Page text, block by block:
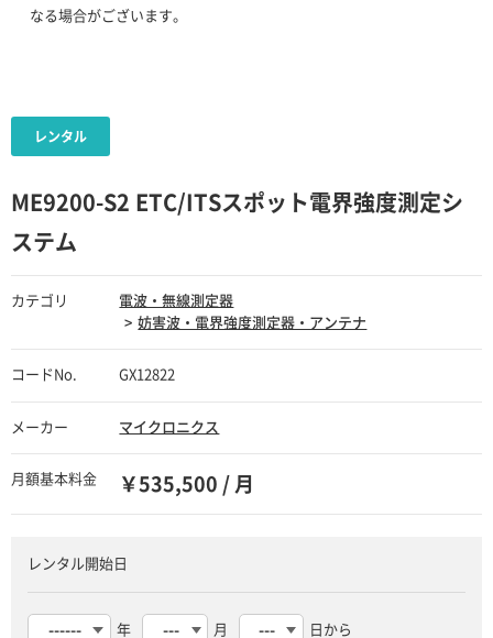
なる場合がございます。
ME9200-S2 ETC/ITSスポット電界強度測定シ
ステム
カテゴリ
電波・無線測定器
妨害波・電界強度測定器・アンテナ
コードNo. GX12822
メーカー マイクロニクス
月額基本料金 ￥535,500 / 月
レンタル開始日
年 月 日から